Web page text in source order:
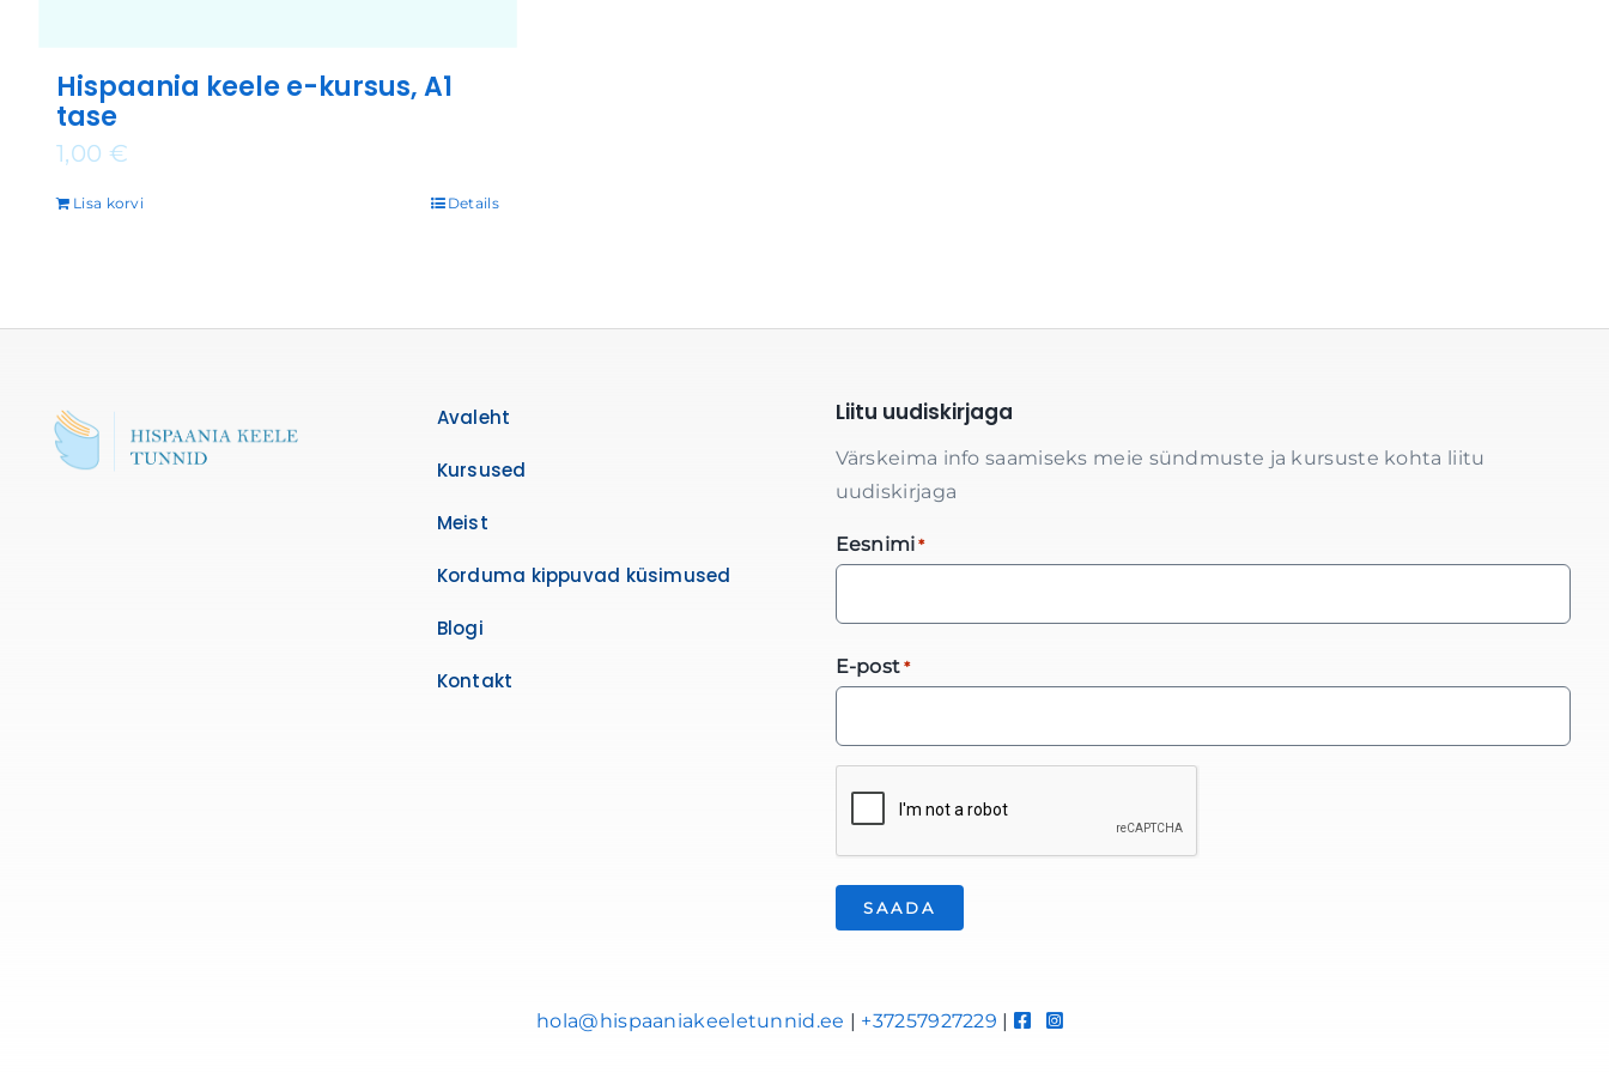
Hispaania keele e-kursus, A1
tase
1,00 €
Lisa korvi Details
Avaleht
Kursused
Meist
Korduma kippuvad küsimused
Blogi
Kontakt
Liitu uudiskirjaga
Värskeima info saamiseks meie sündmuste ja kursuste kohta liitu
uudiskirjaga
Eesnimi *
E-post *
hola@hispaaniakeeletunnid.ee | +37257927229 |